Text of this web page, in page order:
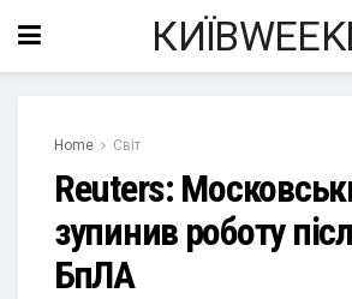
Home Світ
Reuters:
зупинив роботу
БпЛА